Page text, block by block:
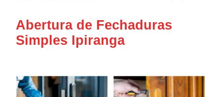
Abertura de Fechaduras
Simples Ipiranga